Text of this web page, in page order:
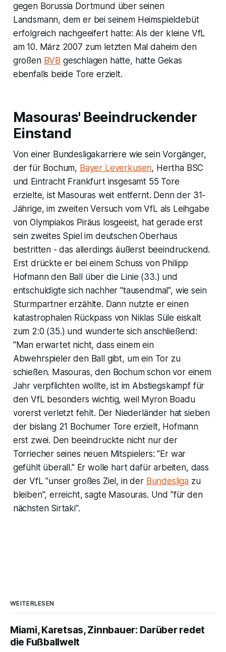
gegen Borussia Dortmund über seinen
Landsmann, dem er bei seinem Heimspieldebüt
erfolgreich nachgeeifert hatte: Als der kleine VfL
am 10. März 2007 zum letzten Mal daheim den
großen BVB geschlagen hatte, hatte Gekas
ebenfalls beide Tore erzielt.
Masouras' Beeindruckender
Einstand
Von einer Bundesligakarriere wie sein Vorgänger,
der für Bochum, Bayer Leverkusen, Hertha BSC
und Eintracht Frankfurt insgesamt 55 Tore
erzielte, ist Masouras weit entfernt. Denn der 31-
Jährige, im zweiten Versuch vom VfL als Leihgabe
von Olympiakos Piräus losgeeist, hat gerade erst
sein zweites Spiel im deutschen Oberhaus
bestritten - das allerdings äußerst beeindruckend.
Erst drückte er bei einem Schuss von Philipp
Hofmann den Ball über die Linie (33.) und
entschuldigte sich nachher "tausendmal", wie sein
Sturmpartner erzählte. Dann nutzte er einen
katastrophalen Rückpass von Niklas Süle eiskalt
zum 2:0 (35.) und wunderte sich anschließend:
"Man erwartet nicht, dass einem ein
Abwehrspieler den Ball gibt, um ein Tor zu
schießen. Masouras, den Bochum schon vor einem
Jahr verpflichten wollte, ist im Abstiegskampf für
den VfL besonders wichtig, weil Myron Boadu
vorerst verletzt fehlt. Der Niederländer hat sieben
der bislang 21 Bochumer Tore erzielt, Hofmann
erst zwei. Den beeindruckte nicht nur der
Torriecher seines neuen Mitspielers: "Er war
gefühlt überall." Er wolle hart dafür arbeiten, dass
der VfL "unser großes Ziel, in der Bundesliga zu
bleiben", erreicht, sagte Masouras. Und "für den
nächsten Sirtaki".
WEITERLESEN
Miami, Karetsas, Zinnbauer: Darüber redet
die Fußballwelt